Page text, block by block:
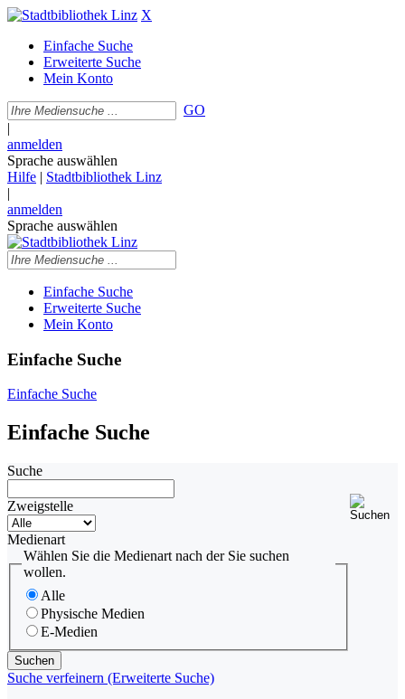
X
Einfache Suche
Erweiterte Suche
Mein Konto
GO
|
anmelden
Sprache auswählen
Hilfe | Stadtbibliothek Linz
|
anmelden
Sprache auswählen
Einfache Suche
Erweiterte Suche
Mein Konto
Einfache Suche
Einfache Suche
Einfache Suche
Suche
Zweigstelle
Medienart
Wählen Sie die Medienart nach der Sie suchen
wollen.
Alle
Physische Medien
E-Medien
Suche verfeinern (Erweiterte Suche)